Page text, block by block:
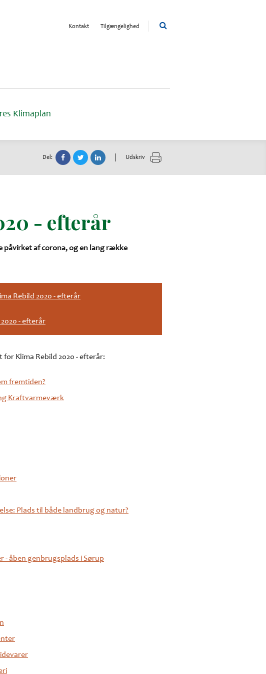
Kontakt Tilgængelighed
Klimaplan
Del: Udskriv
- efterår
påvirket af corona, og en lang række
Rebild 2020 - efterår
- efterår
Klima Rebild 2020 - efterår:
fremtiden?
Kraftvarmeværk
Plads til både landbrug og natur?
- åben genbrugsplads i Sørup